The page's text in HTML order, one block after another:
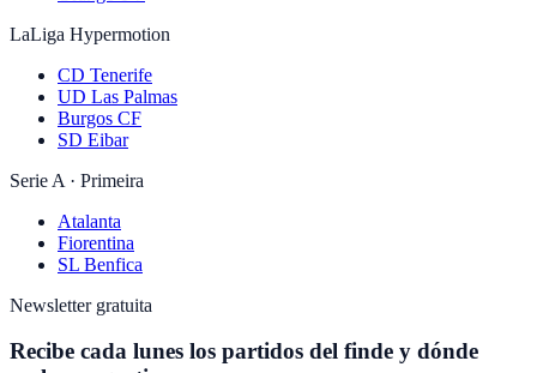
LaLiga Hypermotion
CD Tenerife
UD Las Palmas
Burgos CF
SD Eibar
Serie A · Primeira
Atalanta
Fiorentina
SL Benfica
Newsletter gratuita
Recibe cada lunes los partidos del finde y dónde